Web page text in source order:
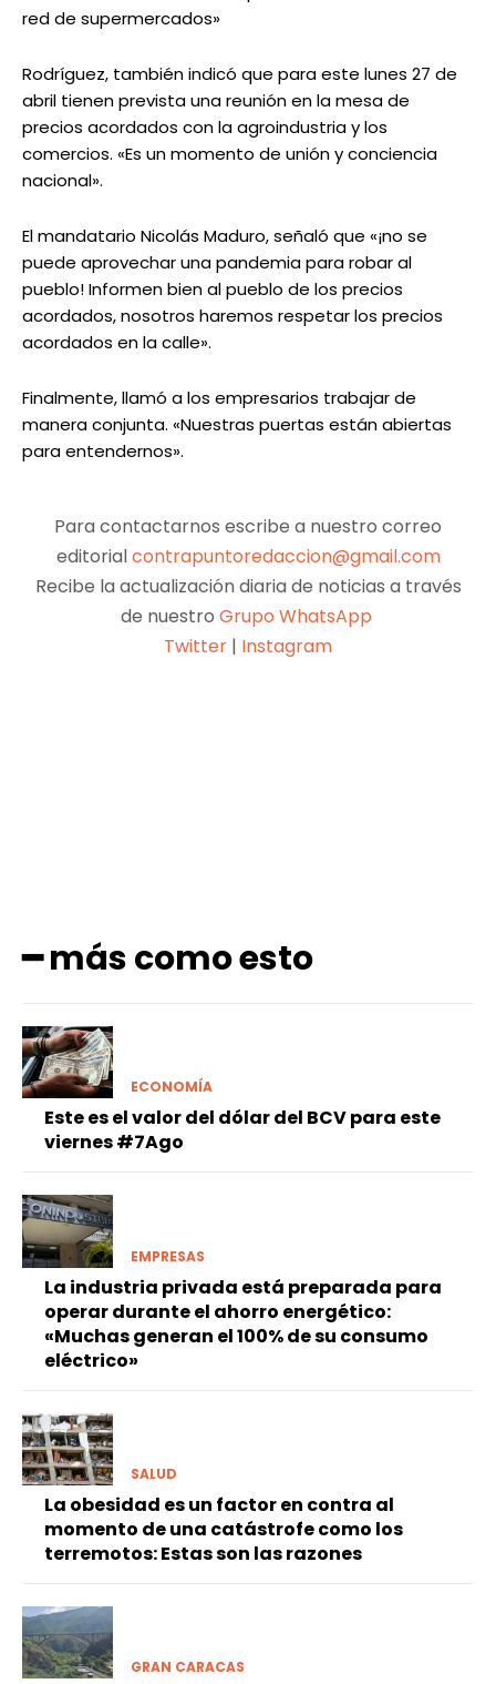
red de supermercados»
Rodríguez, también indicó que para este lunes 27 de
abril tienen prevista una reunión en la mesa de
precios acordados con la agroindustria y los
comercios. «Es un momento de unión y conciencia
nacional».
El mandatario Nicolás Maduro, señaló que «¡no se
puede aprovechar una pandemia para robar al
pueblo! Informen bien al pueblo de los precios
acordados, nosotros haremos respetar los precios
acordados en la calle».
Finalmente, llamó a los empresarios trabajar de
manera conjunta. «Nuestras puertas están abiertas
para entendernos».
Para contactarnos escribe a nuestro correo
editorialcontrapuntoredaccion@gmail.com
Recibe la actualización diaria de noticias a través
de nuestro Grupo WhatsApp
Twitter | Instagram
━ más como esto
ECONOMÍA
Este es el valor del dólar del BCV para este
viernes #7Ago
EMPRESAS
La industria privada está preparada para
operar durante el ahorro energético:
«Muchas generan el 100% de su consumo
eléctrico»
SALUD
La obesidad es un factor en contra al
momento de una catástrofe como los
terremotos: Estas son las razones
GRAN CARACAS